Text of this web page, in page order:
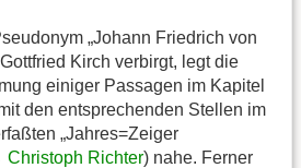
„Johann Friedrich von
Kirch verbirgt, legt die
einiger Passagen im Kapitel
den entsprechenden Stellen im
„Jahres=Zeiger
Christoph Richter) nahe. Ferner